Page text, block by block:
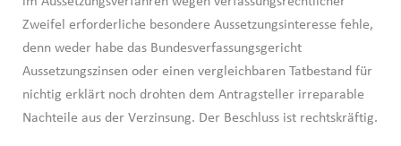
Zweifel erforderliche besondere Aussetzungsinteresse fehle,
denn weder habe das Bundesverfassungsgericht
Aussetzungszinsen oder einen vergleichbaren Tatbestand für
nichtig erklärt noch drohten dem Antragsteller irreparable
Nachteile aus der Verzinsung. Der Beschluss ist rechtskräftig.